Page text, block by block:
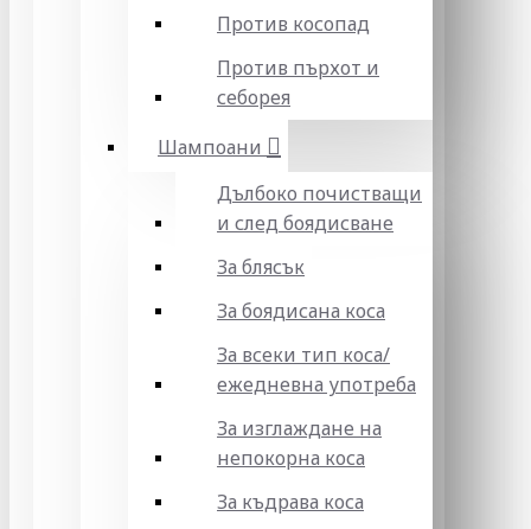
Против косопад
Против пърхот и
себорея
Шампоани
Дълбоко почистващи
и след боядисване
За блясък
За боядисана коса
За всеки тип коса/
ежедневна употреба
За изглаждане на
непокорна коса
За къдрава коса